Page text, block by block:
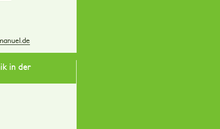
in der